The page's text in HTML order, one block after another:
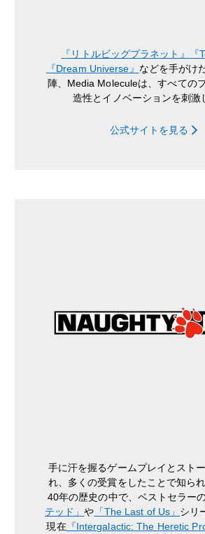
『リトルビッグプラネット』
『
『Dream Universe』 などを手がけ
陣、Media Moleculeは、すべての
造性とイノベーションを刺激
公式サイトを見る
手に汗を握るゲームプレイとスト
れ、多くの受賞をしたことで知られ
40年の歴史の中で、ベストセラー
テッド」や 「The Last of Us」 シリ
現在『Intergalactic: The Heretic